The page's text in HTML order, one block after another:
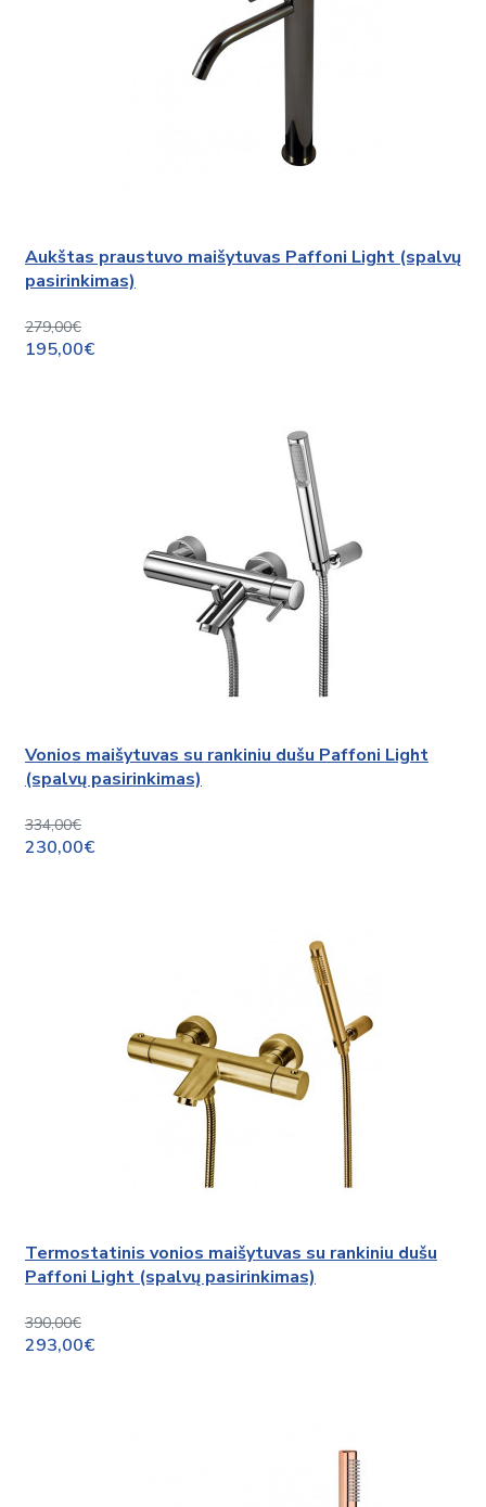
Aukštas praustuvo maišytuvas Paffoni Light (spalvų
pasirinkimas)
279,00€
195,00€
Vonios maišytuvas su rankiniu dušu Paffoni Light
(spalvų pasirinkimas)
334,00€
230,00€
Termostatinis vonios maišytuvas su rankiniu dušu
Paffoni Light (spalvų pasirinkimas)
390,00€
293,00€